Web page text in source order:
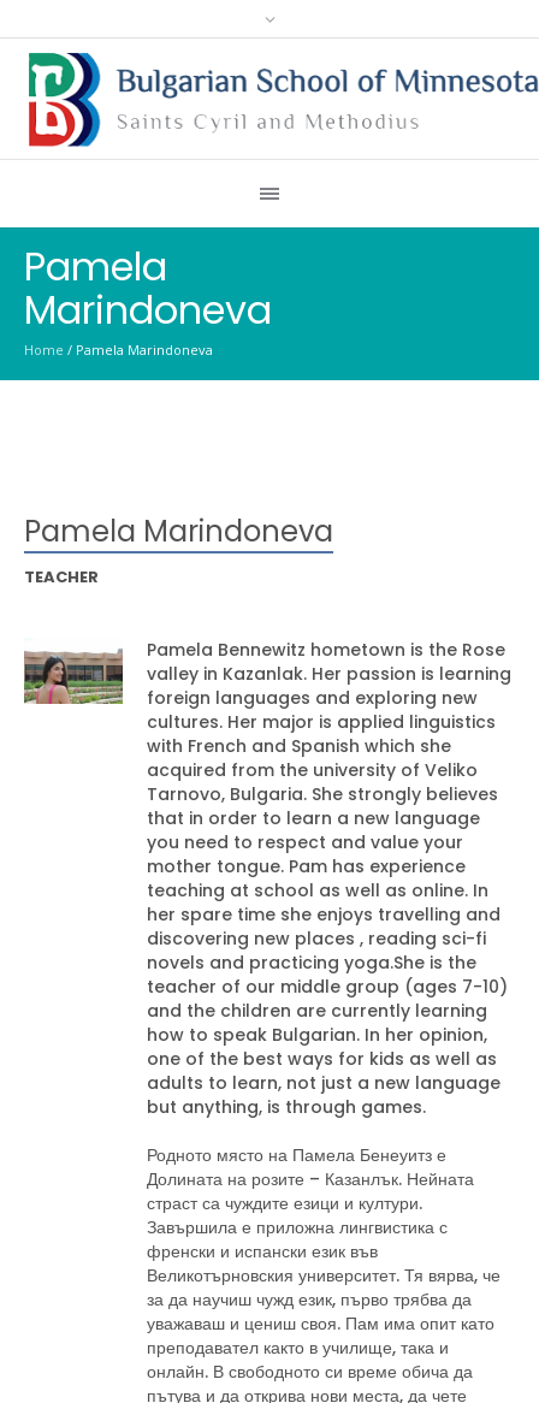
Pamela
Marindoneva
Home / Pamela Marindoneva
Pamela Marindoneva
TEACHER
Pamela Bennewitz hometown is the Rose
valley in Kazanlak. Her passion is learning
foreign languages and exploring new
cultures. Her major is applied linguistics
with French and Spanish which she
acquired from the university of Veliko
Tarnovo, Bulgaria. She strongly believes
that in order to learn a new language
you need to respect and value your
mother tongue. Pam has experience
teaching at school as well as online. In
her spare time she enjoys travelling and
discovering new places , reading sci-fi
novels and practicing yoga.She is the
teacher of our middle group (ages 7-10)
and the children are currently learning
how to speak Bulgarian. In her opinion,
one of the best ways for kids as well as
adults to learn, not just a new language
but anything, is through games.
Родното място на Памела Бенеуитз е
Долината на розите – Казанлък. Нейната
страст са чуждите езици и култури.
Завършила е приложна лингвистика с
френски и испански език във
Великотърновския университет. Тя вярва, че
за да научиш чужд език, първо трябва да
уважаваш и цениш своя. Пам има опит като
преподавател както в училище, така и
онлайн. В свободното си време обича да
пътува и да открива нови места, да чете